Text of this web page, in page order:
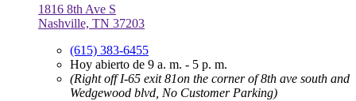
1816 8th Ave S
Nashville, TN 37203
(615) 383-6455
Hoy abierto de 9 a. m. - 5 p. m.
(Right off I-65 exit 81on the corner of 8th ave south and
Wedgewood blvd, No Customer Parking)